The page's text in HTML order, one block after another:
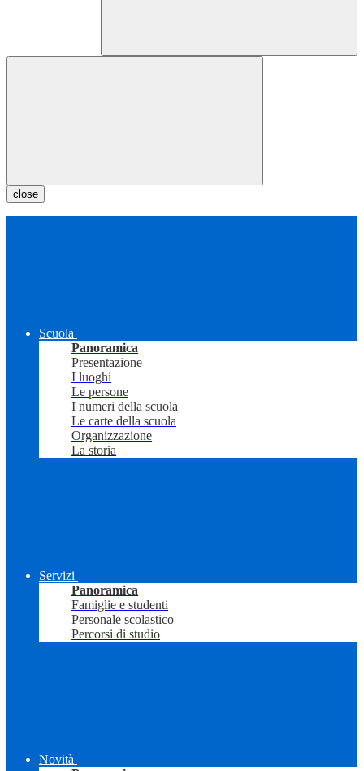
close
Scuola
Panoramica
Presentazione
I luoghi
Le persone
I numeri della scuola
Le carte della scuola
Organizzazione
La storia
Servizi
Panoramica
Famiglie e studenti
Personale scolastico
Percorsi di studio
Novità